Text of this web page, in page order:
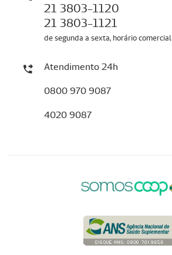
21 3803-1120
21 3803-1121
de segunda a sexta, horário comercial
Atendimento 24h
0800 970 9087
4020 9087